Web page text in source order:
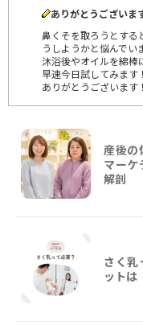
ありがとうございま
鼻くそを取ろうとする
うしようかと悩んでい
沐浴後やオイルを綿棒
早速今日試してみます！
ありがとうございます！
産後
マーケ
解剖
さく
ットは